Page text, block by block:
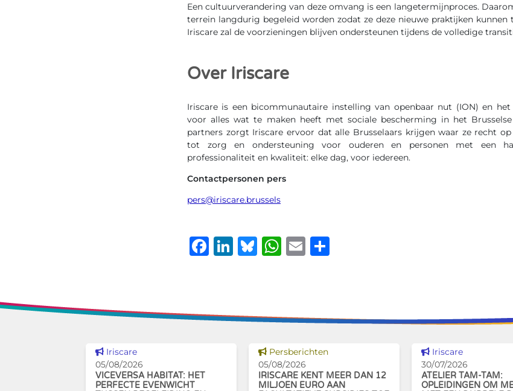
Een cultuurverandering van deze omvang is een langetermijnproces.
terrein langdurig begeleid worden zodat ze deze nieuwe praktijken kunnen
Iriscare zal de voorzieningen blijven ondersteunen tijdens de volledige
Over Iriscare
Iriscare is een bicommunautaire instelling van openbaar nut (ION) en
voor alles wat te maken heeft met sociale bescherming in het
partners zorgt Iriscare ervoor dat alle Brusselaars krijgen waar ze recht
tot zorg en ondersteuning voor ouderen en personen met een
professionaliteit en kwaliteit: elke dag, voor iedereen.
Contactpersonen pers
pers@iriscare.brussels
Facebook
LinkedIn
Bluesky
WhatsApp
Email
Dit nieuws tonen
Iriscare
05/08/2026
VICEVERSA HABITAT: HET
PERFECTE EVENWICHT
Dit nieuws tonen
Persberichten
05/08/2026
IRISCARE KENT MEER DAN 12
MILJOEN EURO AAN
Dit nieuws tonen
Iriscare
30/07/2026
ATELIER TAM-TAM:
OPLEIDINGEN OM